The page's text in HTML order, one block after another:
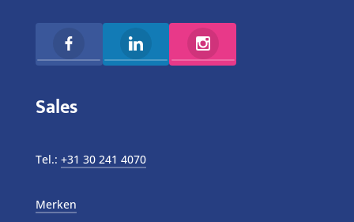
Sales
Tel.: +31 30 241 4070
Merken